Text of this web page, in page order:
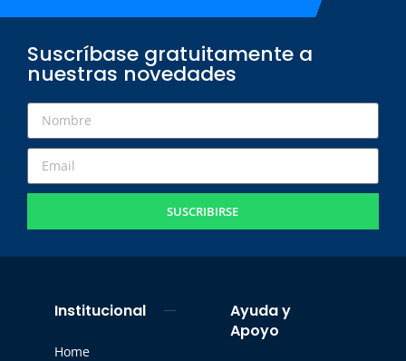
Suscríbase gratuitamente a
nuestras novedades
SUSCRIBIRSE
Institucional
Home
Ayuda y
Apoyo